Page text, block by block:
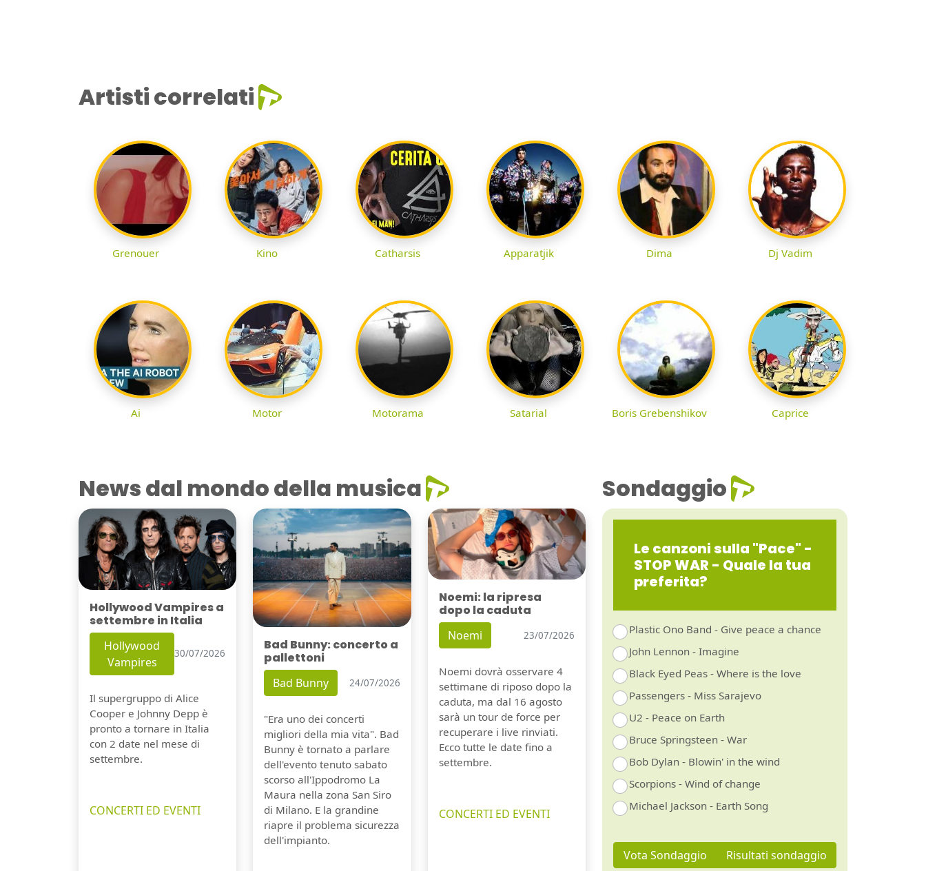
Artisti correlati
Grenouer Kino Catharsis Apparatjik Dima Dj Vadim
Ai Motor Motorama Satarial Boris Grebenshikov Caprice
News dal mondo della musica
Hollywood Vampires a
settembre in Italia
Hollywood
Vampires
30/07/2026
Il supergruppo di Alice
Cooper e Johnny Depp è
pronto a tornare in Italia
con 2 date nel mese di
settembre.
CONCERTI ED EVENTI
Bad Bunny: concerto a
pallettoni
Bad Bunny 24/07/2026
"Era uno dei concerti
migliori della mia vita". Bad
Bunny è tornato a parlare
dell'evento tenuto sabato
scorso all'Ippodromo La
Maura nella zona San Siro
di Milano. E la grandine
riapre il problema sicurezza
dell'impianto.
Noemi: la ripresa
dopo la caduta
Noemi 23/07/2026
Noemi dovrà osservare 4
settimane di riposo dopo la
caduta, ma dal 16 agosto
sarà un tour de force per
recuperare i live rinviati.
Ecco tutte le date fino a
settembre.
CONCERTI ED EVENTI
Sondaggio
Le canzoni sulla "Pace" -
STOP WAR - Quale la tua
preferita?
Plastic Ono Band - Give peace a chance
John Lennon - Imagine
Black Eyed Peas - Where is the love
Passengers - Miss Sarajevo
U2 - Peace on Earth
Bruce Springsteen - War
Bob Dylan - Blowin' in the wind
Scorpions - Wind of change
Michael Jackson - Earth Song
Vota Sondaggio Risultati sondaggio